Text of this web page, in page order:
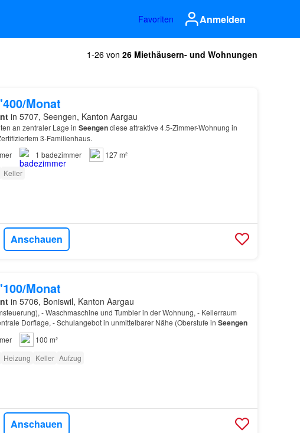
Favoriten Anmelden
1-26 von 26 Miethäusern- und Wohnungen
Monat
in 5707, Seengen, Kanton Aargau
an zentraler Lage in Seengendiese attraktive 4.5-Zimmer-Wohnung in
3-Familienhaus.
1 badezimmer
127 m²
Keller
Anschauen
Monat
in 5706, Boniswil, Kanton Aargau
- Waschmaschine und Tumbler in der Wohnung, - Kellerraum
Dorflage, - Schulangebot in unmittelbarer Nähe (Oberstufe in Seengen
100 m²
Heizung Keller Aufzug
Anschauen